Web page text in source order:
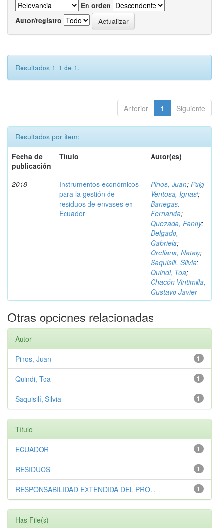
En orden
Autor/registro
Resultados 1-1 de 1.
Anterior 1 Siguiente
Resultados por ítem:
Fecha de
publicación
Título Autor(es)
2018
Instrumentos económicos
para la gestión de
residuos de envases en
Ecuador
Pinos, Juan; Puig
Ventosa, Ignasi;
Banegas,
Fernanda;
Quezada, Fanny;
Delgado,
Gabriela;
Orellana, Nataly;
Saquisilí, Silvia;
Quindi, Toa;
Chacón Vintimilla,
Gustavo Javier
Otras opciones relacionadas
Autor
1
Pinos, Juan
1
Quindi, Toa
1
Saquisilí, Silvia
Título
1
ECUADOR
1
RESIDUOS
1
RESPONSABILIDAD EXTENDIDA DEL PRO...
Has File(s)